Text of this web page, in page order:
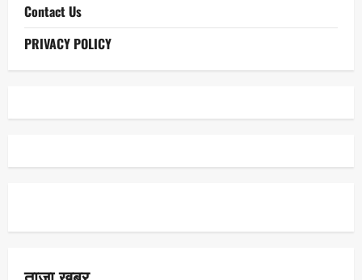
Contact Us
PRIVACY POLICY